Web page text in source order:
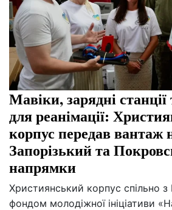
Мавіки, зарядні
для реанімації:
корпус передав вантаж
Запорізький та
напрямки
Християнський корпус спільно з
фондом молодіжної ініціативи